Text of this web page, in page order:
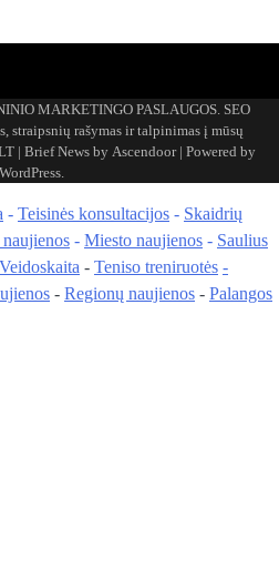
–
tai
žemės
ploto
matavimo
vienetas-
MARKETINGO PASLAUGOS. SEO
straipsnių rašymas ir talpinimas į mūsų
| Brief News by Ascendoor| Powered by
WordPress.
- Teisinės konsultacijos - Skaidrių
- Miesto naujienos - Saulius
Veidoskaita - Teniso treniruotės -
- Regionų naujienos - Palangos